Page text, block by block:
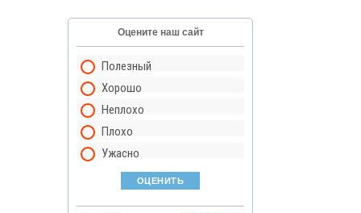
Оцените наш сайт
Полезный
Хорошо
Неплохо
Плохо
Ужасно